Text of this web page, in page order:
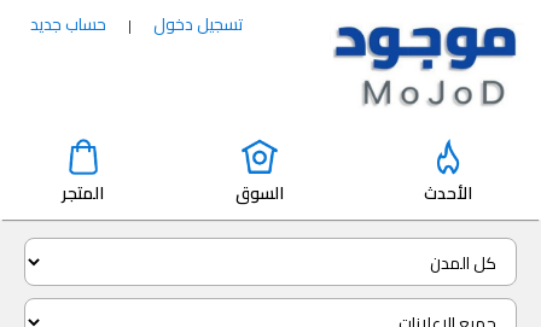
تسجيل دخول | حساب جديد
الأحدث السوق المتجر